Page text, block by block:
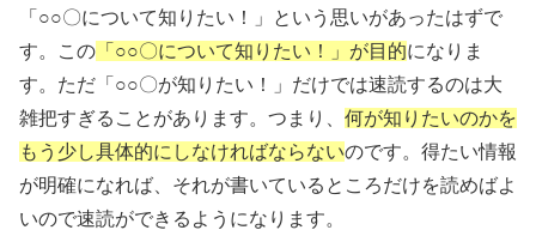
「○○〇について知りたい！」という思いがあったはずで
す。この 「○○〇について知りたい！」が目的になりま
す。ただ「○○〇が知りたい！」だけでは速読するのは大
雑把すぎることがあります。つまり、 何が知りたいのかを
もう少し具体的にしなければならないのです。得たい情報
が明確になれば、それが書いているところだけを読めばよ
いので速読ができるようになります。